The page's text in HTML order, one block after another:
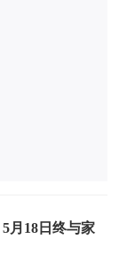
月18日终与家